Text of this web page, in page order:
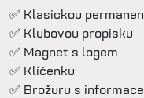
✅ Klasickou
✅ Klubovou propisku
✅ Magnet s logem
✅ Klíčenku
✅ Brožuru s